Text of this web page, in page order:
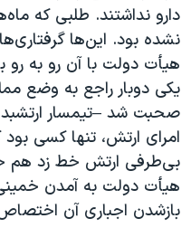
دارو نداشتند. طلبی که
نشده بود. این‌ها
هیأت دولت با آن رو به رو
یکی دوبار راجع به وضع
صحبت شد –تیمسار
امرای ارتش، تنها کسی
بی‌طرفی ارتش خط زد هم
هیأت دولت به آمدن
بازشدن اجباری آن